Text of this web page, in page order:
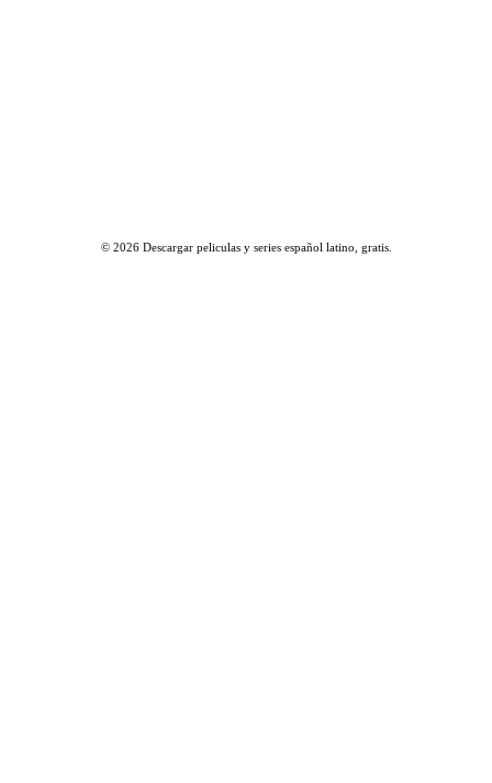
© 2026 Descargar peliculas y series español latino, gratis.